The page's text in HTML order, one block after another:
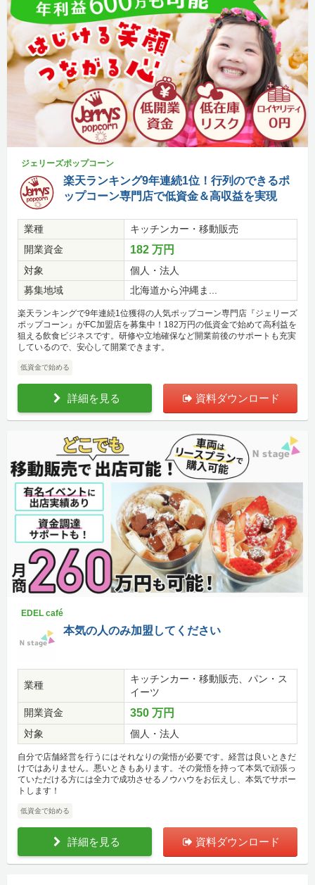
ジェリーズポップコーン
楽天ランキング9年連続1位！行列のできるポ
ップコーン専門店で低資金＆高収益を実現
業種
キッチンカー・移動販売
開業資金
182 万円
対象
個人・法人
募集地域
北海道から沖縄ま...
楽天ランキングで9年連続1位獲得の人気ポップコーン専門店『ジェリーズ
ポップコーン』がFC加盟店を募集中！182万円の低資金で始めて高利益を
狙える飲食ビジネスです。研修や立地確保など開業前後のサポートも充実
しているので、安心して開業できます。
低資金で始める
詳細を見る 資料ダウンロード
EDEL café
本気の人のみ加盟してください
業種
キッチンカー・移動販売、パン・ス
イーツ
開業資金
350 万円
対象 個人・法人
自分で店舗経営を行うにはそれなりの覚悟が必要です。経営は良いときだ
けではありません。悪いときもあります。その覚悟を持って本気で頑張っ
ていただける方には全力で成功させるノウハウをお伝えし、本気でサポー
トします！
低資金で始める
詳細を見る 資料ダウンロード